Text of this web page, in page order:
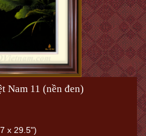
Nam 11 (nền đen)
x 29.5")